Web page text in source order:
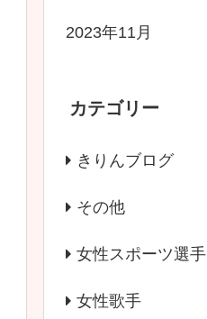
2023年11月
カテゴリー
きりんブログ
その他
女性スポーツ選手
女性歌手